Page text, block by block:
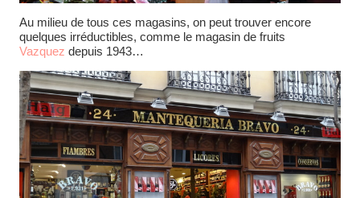
Au milieu de tous ces magasins, on peut trouver encore
quelques irréductibles, comme le magasin de fruits
Vazquez depuis 1943…